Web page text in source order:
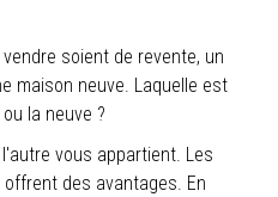
soient de revente, un
maison neuve. Laquelle est
la neuve ?
vous appartient. Les
des avantages. En